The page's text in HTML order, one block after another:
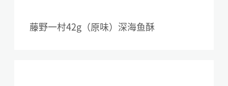
藤野一村42g（原味）深海鱼酥